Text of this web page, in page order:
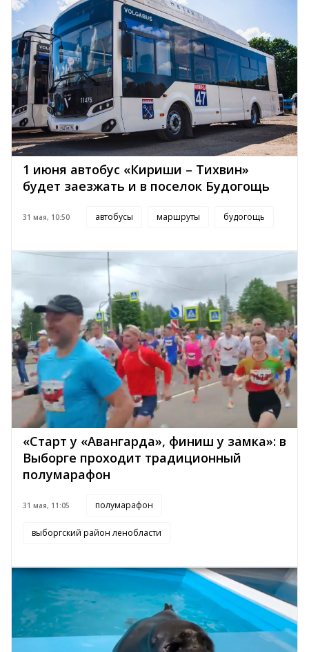
1 июня автобус «Кириши – Тихвин»
будет заезжать и в поселок Будогощь
31 мая, 10:50 автобусы маршруты будогощь
«Старт у «Авангарда», финиш у замка»: в
Выборге проходит традиционный
полумарафон
31 мая, 11:05 полумарафон
выборгский район ленобласти